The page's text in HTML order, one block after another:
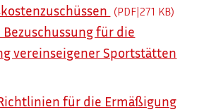
(PDF|271 KB)
für die
vereinseigener Sportstätten
für die Ermäßigung